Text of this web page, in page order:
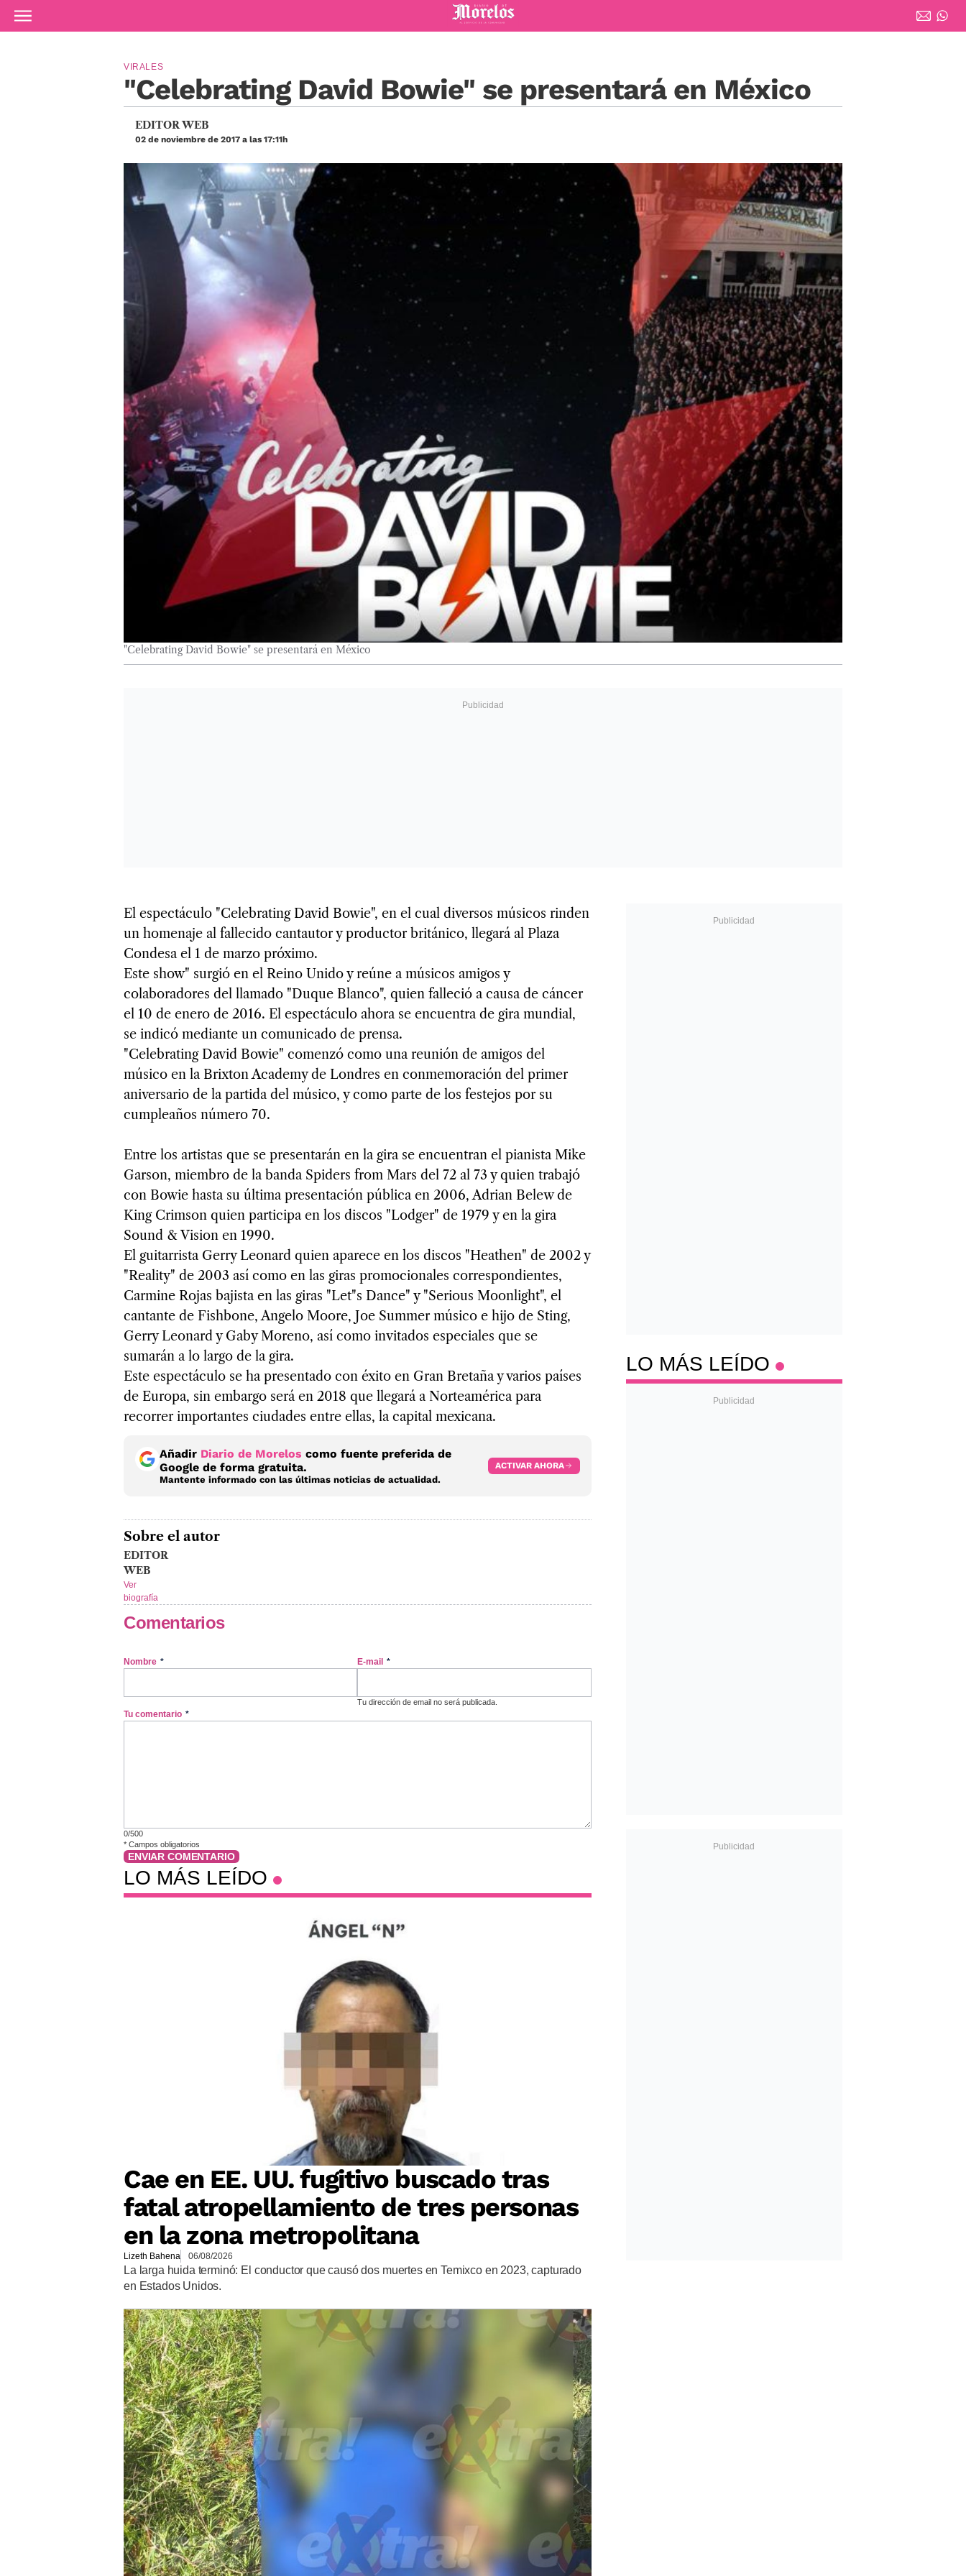
Ir al contenido principal
Diario de Morelos
"Celebrating David Bowie" se presentará en México
VIRALES
EDITOR WEB
02 de noviembre de 2017 a las 17:11h
"Celebrating David Bowie" se presentará en México
El espectáculo "Celebrating David Bowie", en el cual diversos músicos rinden
un homenaje al fallecido cantautor y productor británico, llegará al Plaza
Condesa el 1 de marzo próximo.
Este show" surgió en el Reino Unido y reúne a músicos amigos y
colaboradores del llamado "Duque Blanco", quien falleció a causa de cáncer
el 10 de enero de 2016. El espectáculo ahora se encuentra de gira mundial,
se indicó mediante un comunicado de prensa.
"Celebrating David Bowie" comenzó como una reunión de amigos del
músico en la Brixton Academy de Londres en conmemoración del primer
aniversario de la partida del músico, y como parte de los festejos por su
cumpleaños número 70.
Entre los artistas que se presentarán en la gira se encuentran el pianista Mike
Garson, miembro de la banda Spiders from Mars del 72 al 73 y quien trabajó
con Bowie hasta su última presentación pública en 2006, Adrian Belew de
King Crimson quien participa en los discos "Lodger" de 1979 y en la gira
Sound & Vision en 1990.
El guitarrista Gerry Leonard quien aparece en los discos "Heathen" de 2002 y
"Reality" de 2003 así como en las giras promocionales correspondientes,
Carmine Rojas bajista en las giras "Let"s Dance" y "Serious Moonlight", el
cantante de Fishbone, Angelo Moore, Joe Summer músico e hijo de Sting,
Gerry Leonard y Gaby Moreno, así como invitados especiales que se
sumarán a lo largo de la gira.
Este espectáculo se ha presentado con éxito en Gran Bretaña y varios países
de Europa, sin embargo será en 2018 que llegará a Norteamérica para
recorrer importantes ciudades entre ellas, la capital mexicana.
Añadir Diario de Morelos como fuente preferida de
Google de forma gratuita.
Mantente informado con las últimas noticias de actualidad.
ACTIVAR AHORA
Sobre el autor
EDITOR
WEB
Ver
biografía
Comentarios
Nombre * E-mail *
Tu dirección de email no será publicada.
Tu comentario *
0/500
* Campos obligatorios
ENVIAR COMENTARIO
LO MÁS LEÍDO
Cae en EE. UU. fugitivo buscado tras
fatal atropellamiento de tres personas
en la zona metropolitana
Lizeth Bahena 06/08/2026
La larga huida terminó: El conductor que causó dos muertes en Temixco en 2023, capturado
en Estados Unidos.
LO MÁS LEÍDO